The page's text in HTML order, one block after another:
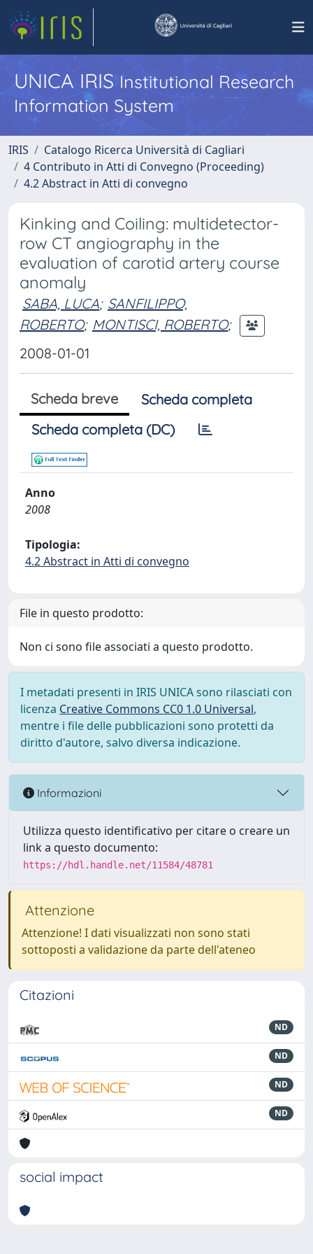
UNICA IRISInstitutional Research
Information System
IRIS
Catalogo Ricerca Università di Cagliari
4 Contributo in Atti di Convegno (Proceeding)
4.2 Abstract in Atti di convegno
Kinking and Coiling: multidetector-
row CT angiography in the
evaluation of carotid artery course
anomaly
SABA, LUCA; SANFILIPPO,
ROBERTO; MONTISCI, ROBERTO;
2008-01-01
Scheda breve
Scheda completa
Scheda completa (DC)
Anno
2008
Tipologia:
4.2 Abstract in Atti di convegno
File in questo prodotto:
Non ci sono file associati a questo prodotto.
I metadati presenti in IRIS UNICA sono rilasciati con
licenza Creative Commons CC0 1.0 Universal,
mentre i file delle pubblicazioni sono protetti da
diritto d'autore, salvo diversa indicazione.
Informazioni
Utilizza questo identificativo per citare o creare un
link a questo documento:
https://hdl.handle.net/11584/48781
Attenzione
Attenzione! I dati visualizzati non sono stati
sottoposti a validazione da parte dell'ateneo
Citazioni
ND
ND
ND
ND
social impact